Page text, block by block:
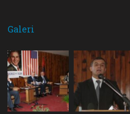
Galeri